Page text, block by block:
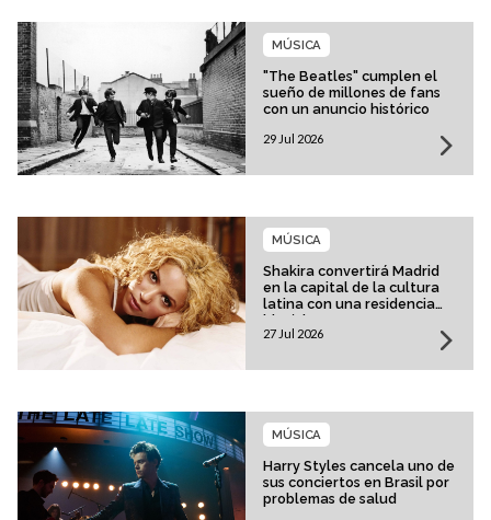
"The Beatles" cumplen el
sueño de millones de fans
con un anuncio histórico
MÚSICA
29 Jul 2026
Shakira convertirá Madrid
en la capital de la cultura
latina con una residencia
histórica
MÚSICA
27 Jul 2026
Harry Styles cancela uno de
sus conciertos en Brasil por
problemas de salud
MÚSICA